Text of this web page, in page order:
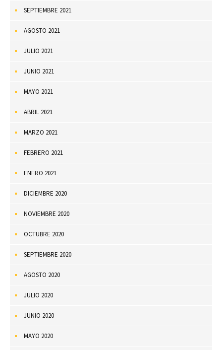
SEPTIEMBRE 2021
AGOSTO 2021
JULIO 2021
JUNIO 2021
MAYO 2021
ABRIL 2021
MARZO 2021
FEBRERO 2021
ENERO 2021
DICIEMBRE 2020
NOVIEMBRE 2020
OCTUBRE 2020
SEPTIEMBRE 2020
AGOSTO 2020
JULIO 2020
JUNIO 2020
MAYO 2020